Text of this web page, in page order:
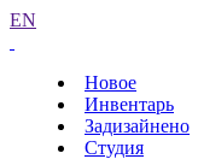
EN
Новое
Инвентарь
Задизайнено
Студия